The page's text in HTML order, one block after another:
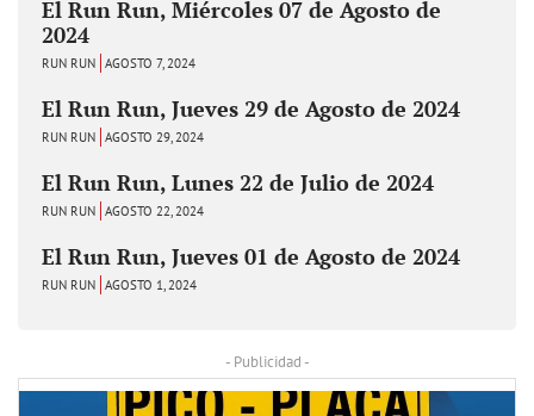
El Run Run, Miércoles 07 de Agosto de
2024
RUN RUN AGOSTO 7, 2024
El Run Run, Jueves 29 de Agosto de 2024
RUN RUN AGOSTO 29, 2024
El Run Run, Lunes 22 de Julio de 2024
RUN RUN AGOSTO 22, 2024
El Run Run, Jueves 01 de Agosto de 2024
RUN RUN AGOSTO 1, 2024
- Publicidad -